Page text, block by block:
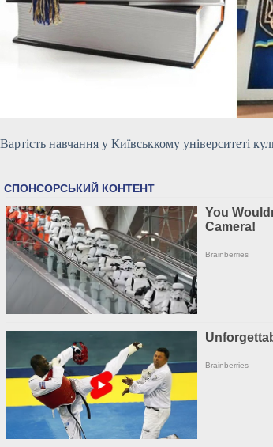
Вартість навчання у Київськкому університеті